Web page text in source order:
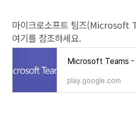
마이크로소프트 팀즈(Microsoft
여기를 참조하세요.
Microsoft Teams -
play.google.com